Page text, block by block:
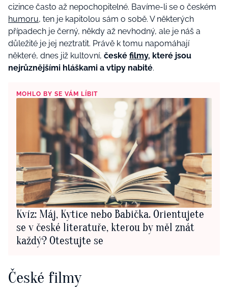
cizince často až nepochopitelné. Bavíme-li se o českém
humoru, ten je kapitolou sám o sobě. V některých
případech je černý, někdy až nevhodný, ale je náš a
důležité je jej neztratit. Právě k tomu napomáhají
některé, dnes již kultovní, české filmy, které jsou
nejrůznějšími hláškami a vtipy nabité.
MOHLO BY SE VÁM LÍBIT
Kvíz: Máj, Kytice nebo Babička. Orientujete
se v české literatuře, kterou by měl znát
každý? Otestujte se
České filmy